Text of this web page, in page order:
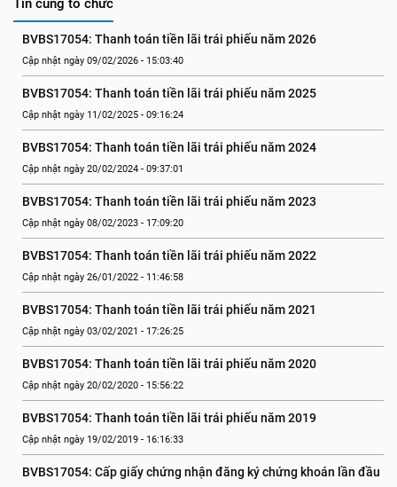
Tin cùng tổ chức
BVBS17054: Thanh toán tiền lãi trái phiếu năm 2026
Cập nhật ngày 09/02/2026 - 15:03:40
BVBS17054: Thanh toán tiền lãi trái phiếu năm 2025
Cập nhật ngày 11/02/2025 - 09:16:24
BVBS17054: Thanh toán tiền lãi trái phiếu năm 2024
Cập nhật ngày 20/02/2024 - 09:37:01
BVBS17054: Thanh toán tiền lãi trái phiếu năm 2023
Cập nhật ngày 08/02/2023 - 17:09:20
BVBS17054: Thanh toán tiền lãi trái phiếu năm 2022
Cập nhật ngày 26/01/2022 - 11:46:58
BVBS17054: Thanh toán tiền lãi trái phiếu năm 2021
Cập nhật ngày 03/02/2021 - 17:26:25
BVBS17054: Thanh toán tiền lãi trái phiếu năm 2020
Cập nhật ngày 20/02/2020 - 15:56:22
BVBS17054: Thanh toán tiền lãi trái phiếu năm 2019
Cập nhật ngày 19/02/2019 - 16:16:33
BVBS17054: Cấp giấy chứng nhận đăng ký chứng khoán lần đầu